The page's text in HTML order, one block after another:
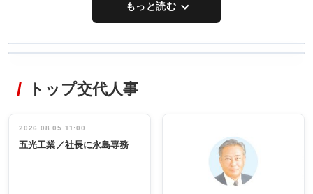
もっと読む
非鉄業界で
インタビュ
ー／社内ア
タックトレー
祝う 業界関
係者ら220人
出席
トップ交代人事
2026.08.05 11:00
五光工業／社長に永島専務